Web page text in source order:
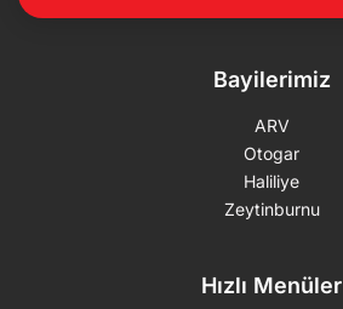
Bayilerimiz
ARV
Otogar
Haliliye
Zeytinburnu
Hızlı Menüler